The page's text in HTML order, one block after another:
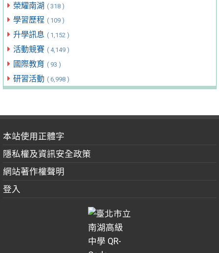
榮耀南湖 ( 318 )
學習歷程 ( 109 )
升學訊息 ( 1,152 )
活動競賽 ( 4,149 )
國際教育 ( 93 )
研習活動 ( 6,998 )
本站使用正體字
隱私權及資訊安全政策
網站著作權聲明
登入